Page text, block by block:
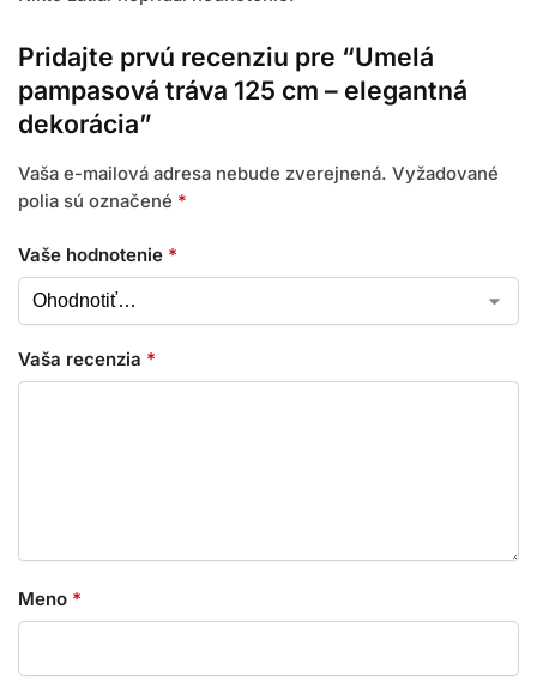
Pridajte prvú recenziu pre “Umelá
pampasová tráva 125 cm – elegantná
dekorácia”
Vaša e-mailová adresa nebude zverejnená. Vyžadované
polia sú označené *
Vaše hodnotenie *
Vaša recenzia *
Meno *